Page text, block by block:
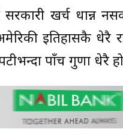
सरकारी खर्च धान्न
इतिहासकै धेरै
पाँच गुणा धेरै